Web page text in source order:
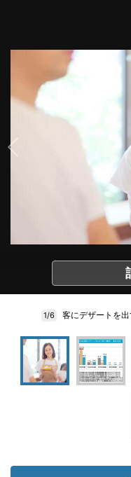
1/6 客にデザートを